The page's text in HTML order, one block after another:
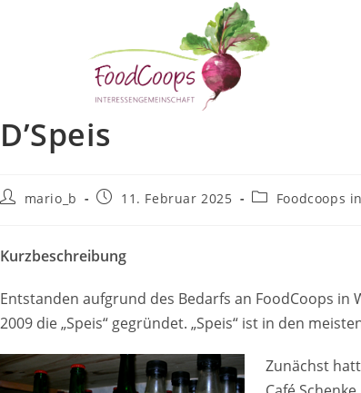
D’Speis
Beitrags-
mario_b
Beitrag11. Februar 2025
Beitrags-
Foodcoops
Kurzbeschreibung
Entstanden aufgrund des Bedarfs an FoodCoops
2009 die „Speis“ gegründet. „Speis“ ist in den
Zunächst